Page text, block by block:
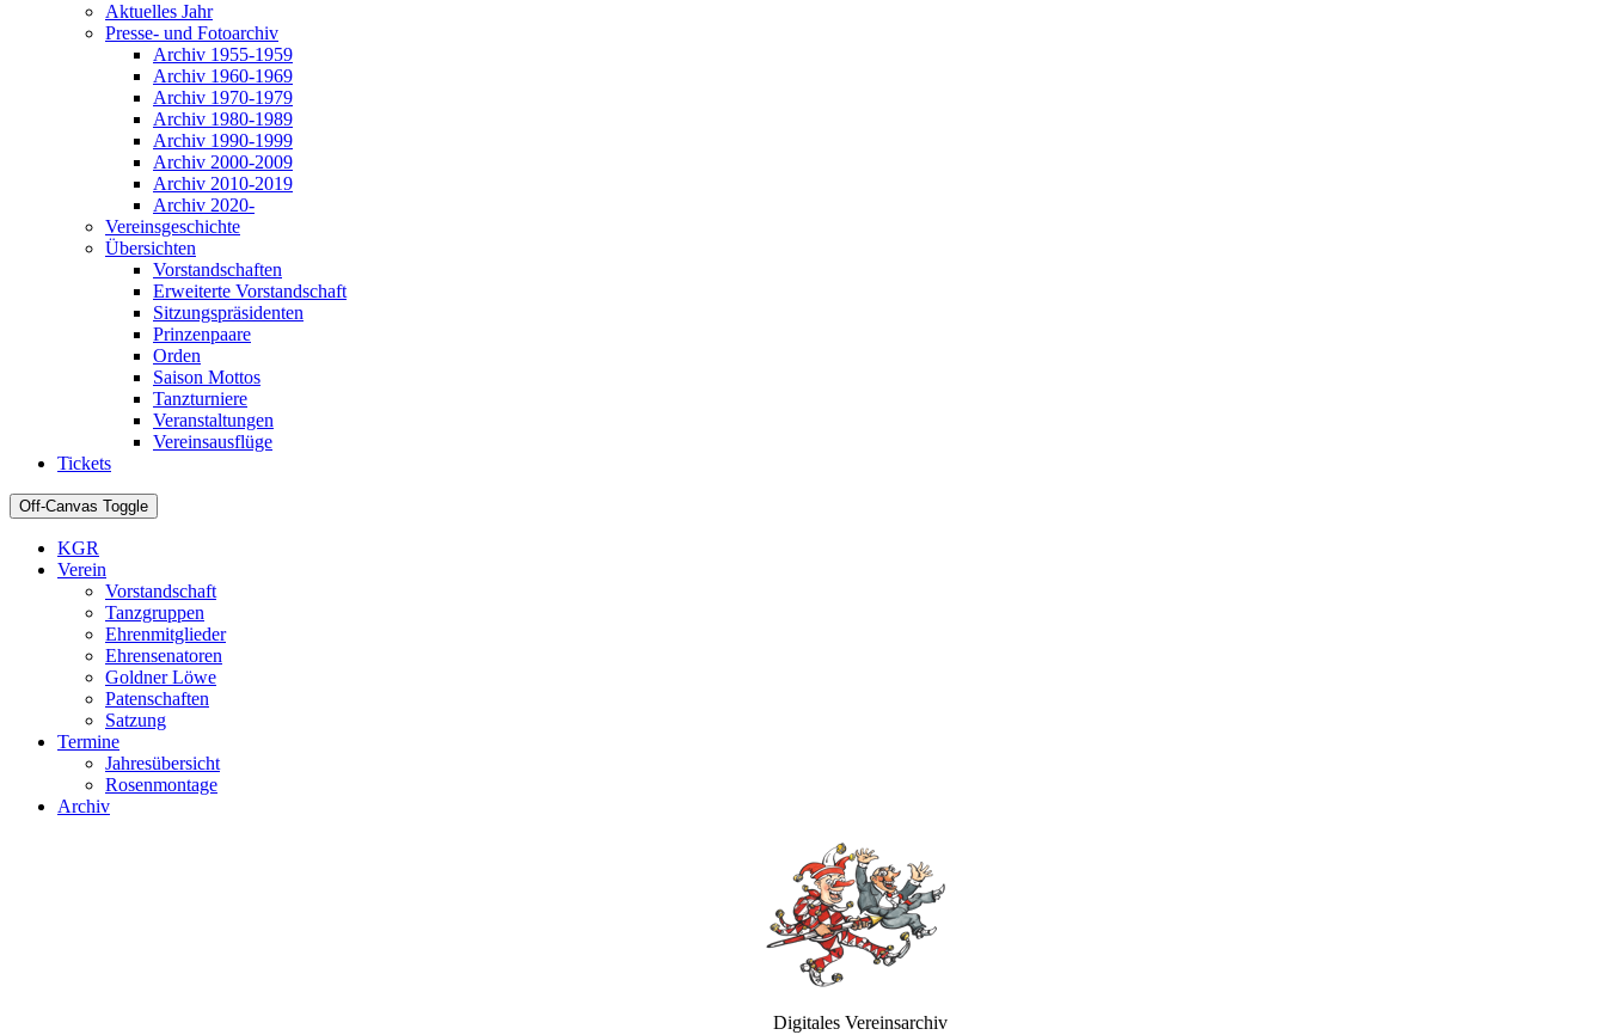
Aktuelles Jahr
Presse- und Fotoarchiv
Archiv 1955-1959
Archiv 1960-1969
Archiv 1970-1979
Archiv 1980-1989
Archiv 1990-1999
Archiv 2000-2009
Archiv 2010-2019
Archiv 2020-
Vereinsgeschichte
Übersichten
Vorstandschaften
Erweiterte Vorstandschaft
Sitzungspräsidenten
Prinzenpaare
Orden
Saison Mottos
Tanzturniere
Veranstaltungen
Vereinsausflüge
Tickets
Off-Canvas Toggle
KGR
Verein
Vorstandschaft
Tanzgruppen
Ehrenmitglieder
Ehrensenatoren
Goldner Löwe
Patenschaften
Satzung
Termine
Jahresübersicht
Rosenmontage
Archiv
Digitales Vereinsarchiv